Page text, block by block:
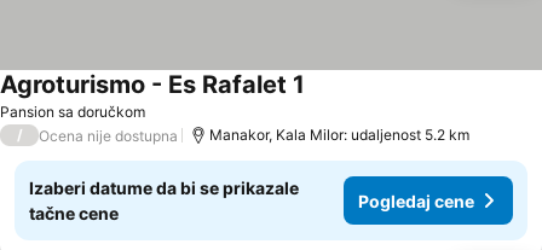
Pansion sa doručkom
Agroturismo - Es Rafalet 1
/ Ocena nije dostupna Manakor, Kala Milor: udaljenost 5.2 km
Izaberi datume da bi se prikazale
tačne cene
Pogledaj cene